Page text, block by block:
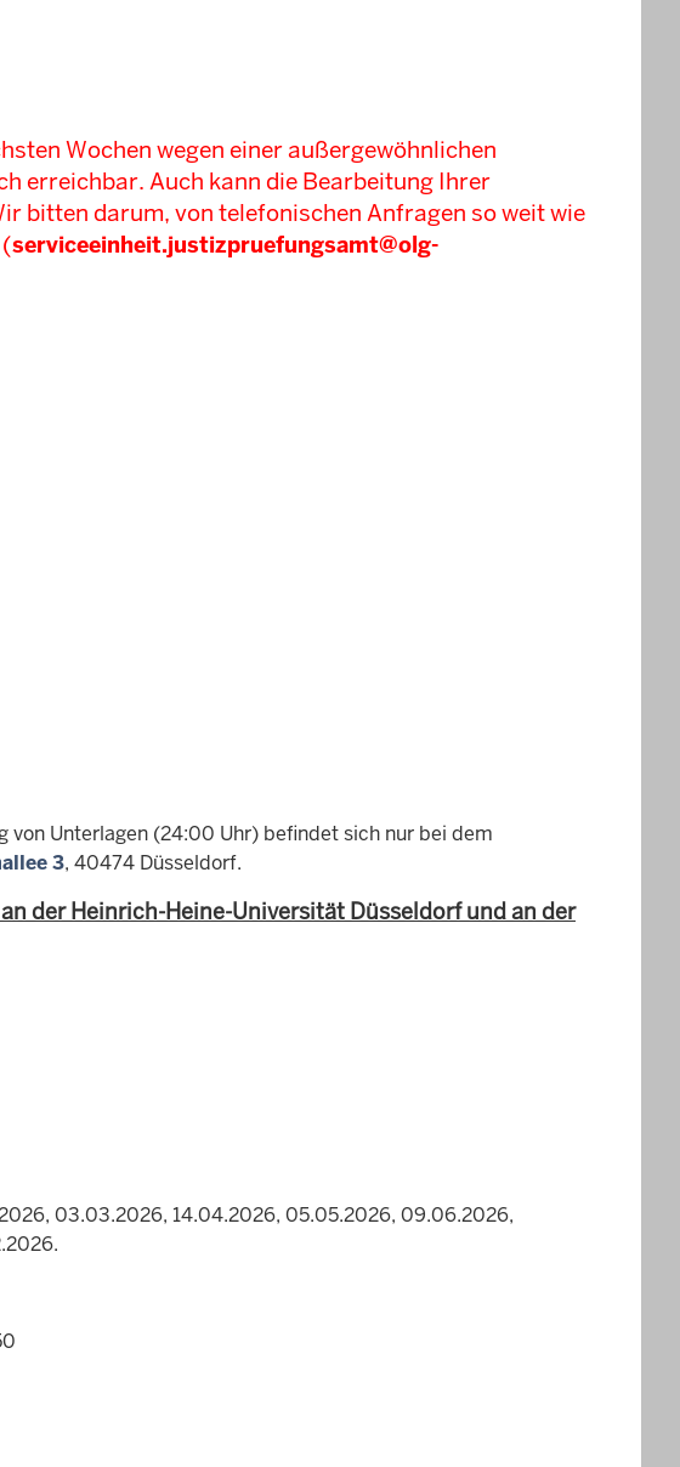
Wochen wegen einer außergewöhnlichen
erreichbar. Auch kann die Bearbeitung Ihrer
bitten darum, von telefonischen Anfragen so weit wie
serviceeinheit.justizpruefungsamt@olg-
von Unterlagen (24:00 Uhr) befindet sich nur bei dem
3, 40474 Düsseldorf.
der Heinrich-Heine-Universität Düsseldorf und an der
03.03.2026, 14.04.2026, 05.05.2026, 09.06.2026,